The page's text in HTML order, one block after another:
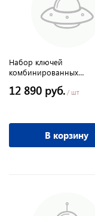
Набор ключей
комбинированных
мм 13шт
12 890 руб. / шт
В корзину